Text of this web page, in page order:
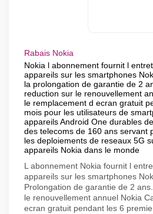
Rabais Nokia
Nokia l abonnement fournit l
appareils sur les smartphones
la prolongation de garantie de 2
reduction sur le renouvellement
le remplacement d ecran gratuit
mois pour les utilisateurs de
appareils Android One durables
des telecoms de 160 ans servant
les deploiements de reseaux 5G
appareils Nokia dans le monde
L abonnement Nokia fournit l
appareils sur les smartphones
Prolongation de garantie de 2
le renouvellement annuel Nokia
ecran gratuit pendant les 6